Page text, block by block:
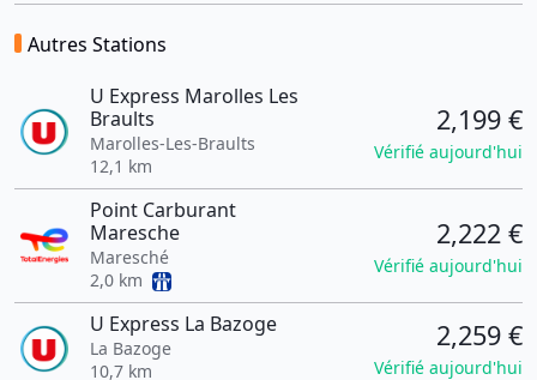
Autres Stations
U Express Marolles Les
Braults
Marolles-Les-Braults
12,1 km
2,199 €
Vérifié aujourd'hui
Point Carburant
Maresche
Maresché
2,0 km
2,222 €
Vérifié aujourd'hui
U Express La Bazoge
La Bazoge
10,7 km
2,259 €
Vérifié aujourd'hui